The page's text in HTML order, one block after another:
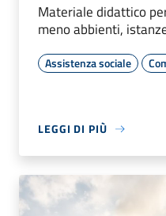
Materiale didattico
meno abbienti,
Assistenza sociale
LEGGI DI PIÙ